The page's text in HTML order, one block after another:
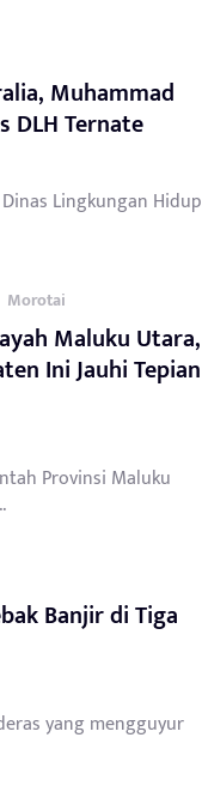
Muhammad
DLH Ternate
Dinas Lingkungan Hidup
Morotai
Maluku Utara,
Ini Jauhi Tepian
Provinsi Maluku
Banjir di Tiga
yang mengguyur